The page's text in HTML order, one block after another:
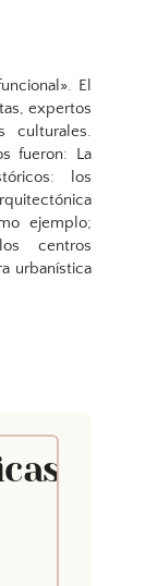
El
expertos
culturales.
fueron: La
los
ejemplo;
centros
urbanística